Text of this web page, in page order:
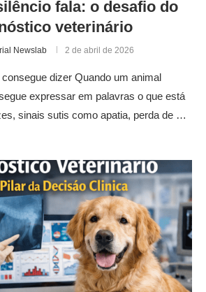
fala: o desafio do
veterinário
Newslab 2 de abril de 2026
dizer Quando um animal
expressar em palavras o que está
sinais sutis como apatia, perda de …